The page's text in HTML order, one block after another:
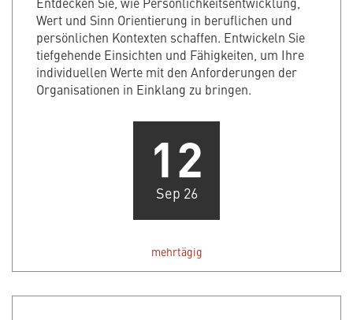
Wert und Sinn Orientierung in beruflichen und
persönlichen Kontexten schaffen. Entwickeln Sie
tiefgehende Einsichten und Fähigkeiten, um Ihre
individuellen Werte mit den Anforderungen der
Organisationen in Einklang zu bringen.
12
Sep 26
mehrtägig